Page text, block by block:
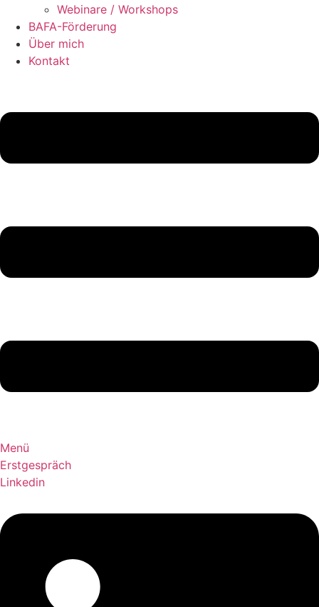
Webinare / Workshops
BAFA-Förderung
Über mich
Kontakt
Menü
Erstgespräch
Linkedin